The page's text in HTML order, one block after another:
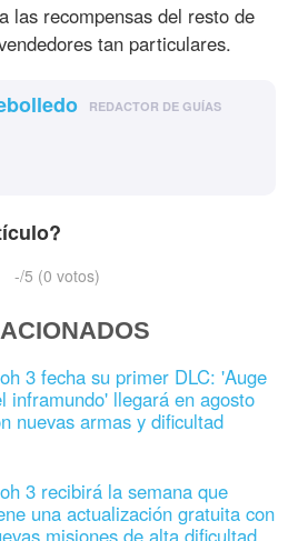
las recompensas del resto de
tan particulares.
REDACTOR DE GUÍAS
-/5 (0 votos)
3 fecha su primer DLC: 'Auge
inframundo' llegará en agosto
nuevas armas y dificultad
3 recibirá la semana que
una actualización gratuita con